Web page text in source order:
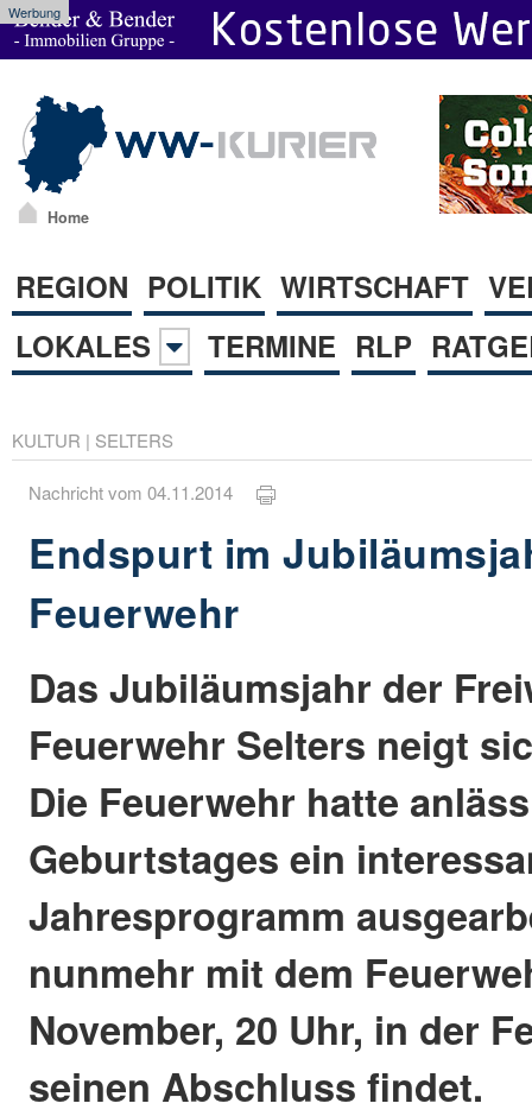
Werbung
Home
REGION POLITIK WIRTSCHAFT
LOKALES
TERMINE RLP
KULTUR | SELTERS
Nachricht vom 04.11.2014
Endspurt im
Feuerwehr
Das Jubiläumsjahr der
Feuerwehr Selters neigt
Die Feuerwehr hatte
Geburtstages ein
Jahresprogramm
nunmehr mit dem
November, 20 Uhr, in der
seinen Abschluss findet.